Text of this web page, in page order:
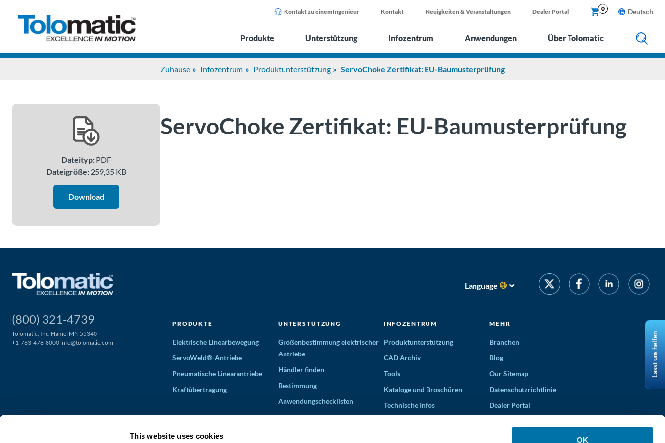
This website uses cookies OK
X
Kontakt zu einem Ingenieur Kontakt Neuigkeiten & Veranstaltungen Dealer Portal 0 Deutsch
Produkte Unterstützung Infozentrum Anwendungen Über Tolomatic
Zuhause Infozentrum Produktunterstützung ServoChoke Zertifikat: EU-Baumusterprüfung
Dateityp:PDF
Dateigröße:259,35 KB
Download
ServoChoke Zertifikat: EU-Baumusterprüfung
Language
(800) 321-4739
Tolomatic, Inc. Hamel MN 55340
+1-763-478-8000 info@tolomatic.com
PRODUKTE
Elektrische Linearbewegung
ServoWeld®-Antriebe
Pneumatische Linearantriebe
Kraftübertragung
UNTERSTÜTZUNG
Größenbestimmung elektrischer
Antriebe
Händler finden
Bestimmung
Anwendungschecklisten
Angebot anfordern
INFOZENTRUM
Produktunterstützung
CAD Archiv
Tools
Kataloge und Broschüren
Technische Infos
MEHR
Branchen
Blog
Our Sitemap
Datenschutzrichtlinie
Dealer Portal
Lasst uns helfen